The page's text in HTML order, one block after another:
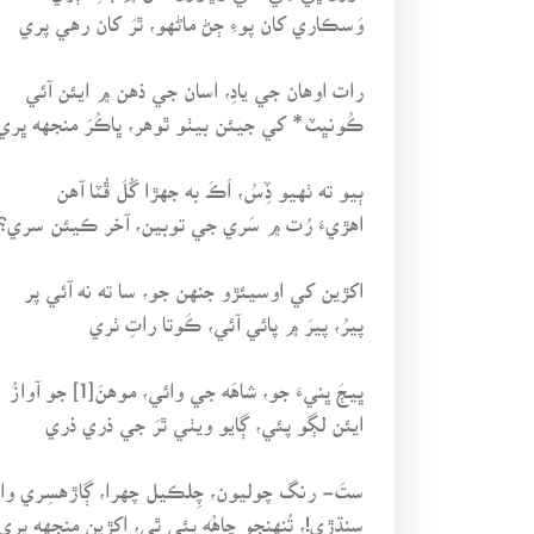
وَسڪاري کان پوءِ ڄڻ ماڻهو، ٿرَ کان رهي پري
رات اوهان جي يادِ، اسان جي ذهن ۾ ايئن آئي
ڪُونڀٽ* کي جيئن بيٺو ٿوهر، ڀاڪُرَ منجهه
ٻيو ته ٺهيو ڏِسُ، اَڪَ به جهڙا گُلَ ڦُٽا آهن
اهڙيءَ رُت ۾ سَري جي توبين، آخر ڪيئن
اکڙين کي اوسيئڙو جنهن جو، سا ته نه آئي پر
پيرُ، پيرَ ۾ پائي آئي، ڪَوتا راتِ ٺري
ڀيڄَ ڀنيءَ جو، شاهَه جي وائي، موهنَ[1] جو آوازُ
ايئن لڳو پئي، ڳايو ويٺي ٿرَ جي ذري ذري
ستَ- رنگ چوليون، چِلڪيل چهرا، ڳاڙهسِري
سنڌڙي!، تُنهنجو چاهُه پئي ٿي، اکڙين منجهه